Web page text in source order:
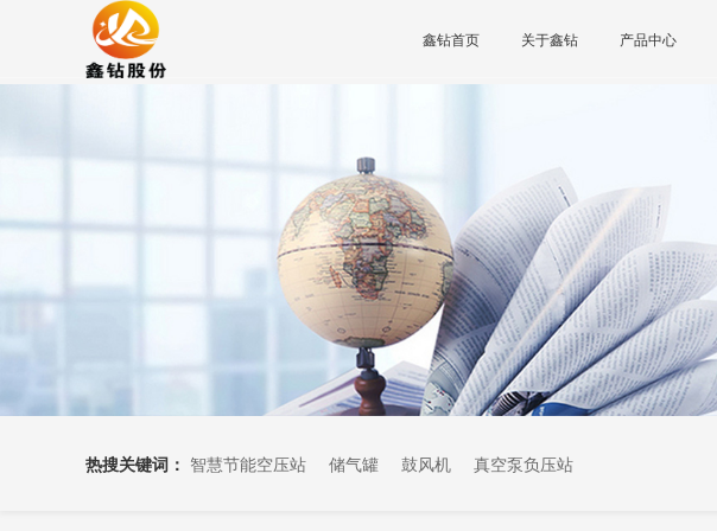
鑫钻首页 关于鑫钻 产品中心
热搜关键词： 智慧节能空压站 储气罐 鼓风机 真空泵负压站